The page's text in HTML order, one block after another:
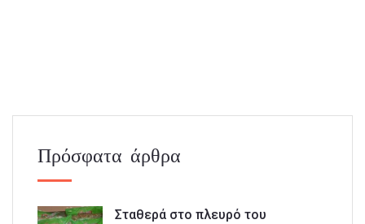
Πρόσφατα άρθρα
Σταθερά στο πλευρό του